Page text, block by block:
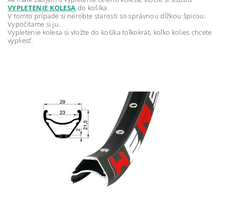
VYPLETENIE KOLESA do košíka.
V tomto prípade si nerobte starosti so správnou dĺžkou špicou.
Vypočítame si ju.
Vypletenie kolesa si vložte do košíka toľkokrát, koľko kolies chcete
vypliesť.